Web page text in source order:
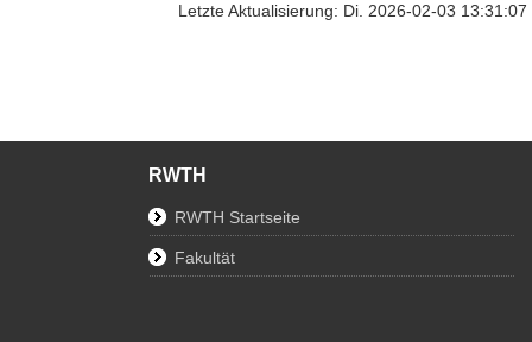
Letzte Aktualisierung: Di. 2026-02-03 13:31:07
RWTH
RWTH Startseite
Fakultät